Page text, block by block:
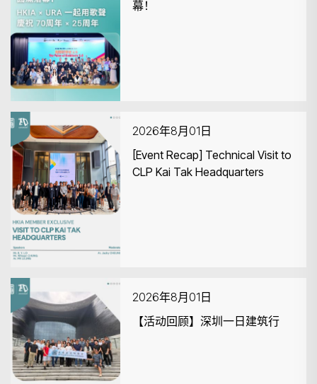
幕！
2026年8月01日
[Event Recap] Technical Visit to
CLP Kai Tak Headquarters
2026年8月01日
【活动回顾】深圳一日建筑行